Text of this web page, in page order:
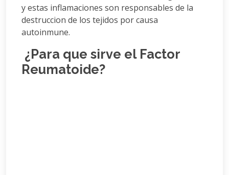
y estas inflamaciones son responsables de la
destruccion de los tejidos por causa
autoinmune.
¿Para que sirve el Factor
Reumatoide?